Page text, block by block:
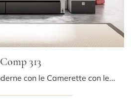
Comp 313
Arreda stanzette moderne con le Camerette con letti a castello Tumidei! Il modello Comp 313 in laccato opaco è per ragazzi.